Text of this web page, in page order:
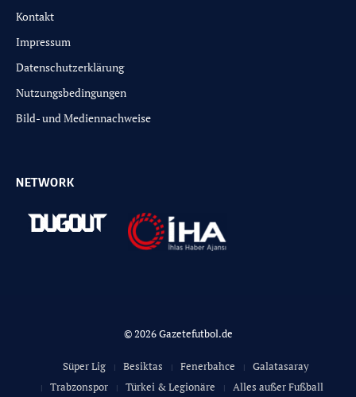
Kontakt
Impressum
Datenschutzerklärung
Nutzungsbedingungen
Bild- und Mediennachweise
NETWORK
© 2026 Gazetefutbol.de
Süper Lig Besiktas Fenerbahce
Galatasaray
Trabzonspor
Türkei & Legionäre Alles außer Fußball